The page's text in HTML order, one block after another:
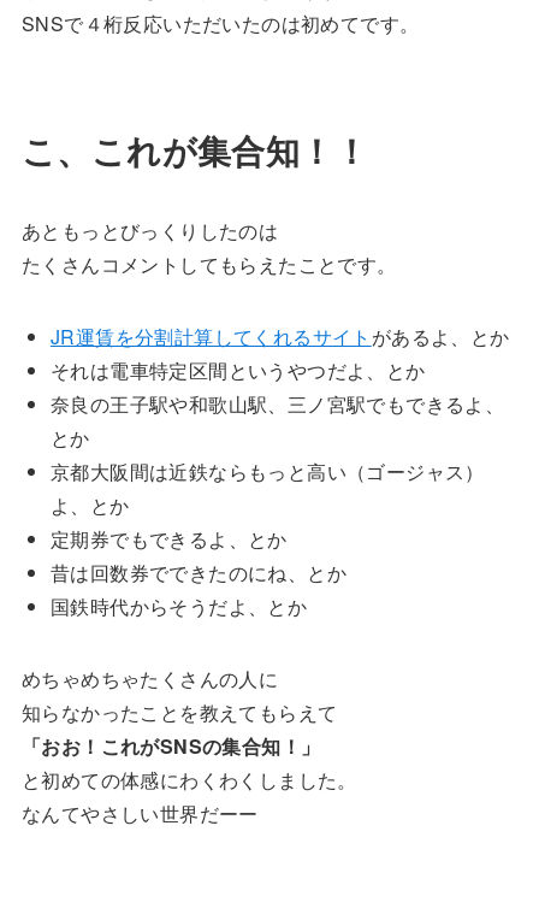
SNSで４桁反応いただいたのは初めてです。
こ、これが集合知！！
あともっとびっくりしたのは
たくさんコメントしてもらえたことです。
JR運賃を分割計算してくれるサイト があるよ、とか
それは電車特定区間というやつだよ、とか
奈良の王子駅や和歌山駅、三ノ宮駅でもできるよ、
とか
京都大阪間は近鉄ならもっと高い（ゴージャス）
よ、とか
定期券でもできるよ、とか
昔は回数券でできたのにね、とか
国鉄時代からそうだよ、とか
めちゃめちゃたくさんの人に
知らなかったことを教えてもらえて
「おお！これがSNSの集合知！」
と初めての体感にわくわくしました。
なんてやさしい世界だーー